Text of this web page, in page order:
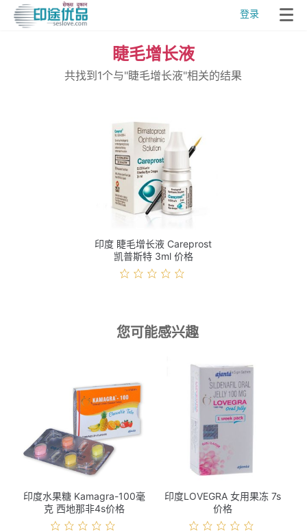
登录
睫毛增长液
共找到1个与"睫毛增长液"相关的结果
印度 睫毛增长液 Careprost
凯普斯特 3ml 价格
您可能感兴趣
印度水果糖 Kamagra-100毫
克 西地那非4s价格
印度LOVEGRA 女用果冻 7s
价格